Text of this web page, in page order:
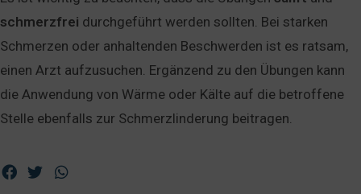
schmerzfrei durchgeführt werden sollten. Bei starken
Schmerzen oder anhaltenden Beschwerden ist es ratsam,
einen Arzt aufzusuchen. Ergänzend zu den Übungen kann
die Anwendung von Wärme oder Kälte auf die betroffene
Stelle ebenfalls zur Schmerzlinderung beitragen.